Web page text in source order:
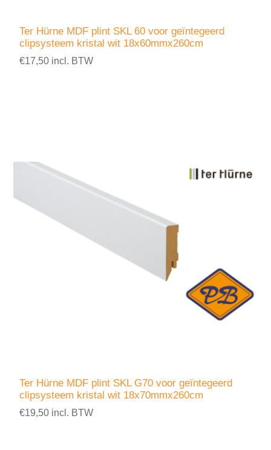
Ter Hürne MDF plint SKL 60 voor geïntegeerd
clipsysteem kristal wit 18x60mmx260cm
€17,50 incl. BTW
Ter Hürne MDF plint SKL G70 voor geïntegeerd
clipsysteem kristal wit 18x70mmx260cm
€19,50 incl. BTW